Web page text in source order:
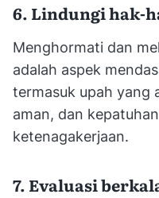
6. Lindungi hak-
Menghormati dan
adalah aspek
termasuk upah yang
aman, dan
ketenagakerjaan.
7. Evaluasi